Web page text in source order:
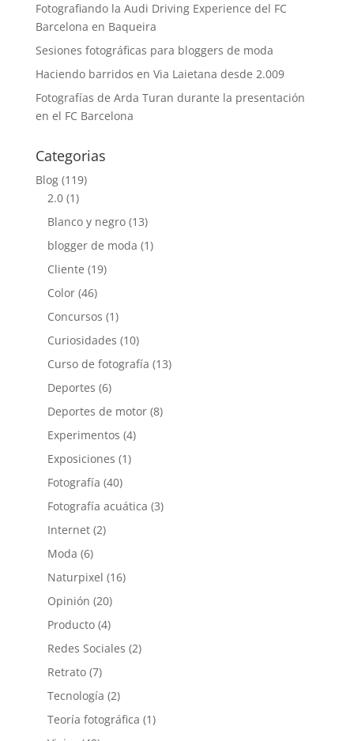
Fotografiando la Audi Driving Experience del FC
Barcelona en Baqueira
Sesiones fotográficas para bloggers de moda
Haciendo barridos en Via Laietana desde 2.009
Fotografías de Arda Turan durante la presentación
en el FC Barcelona
Categorias
Blog(119)
2.0(1)
Blanco y negro(13)
blogger de moda (1)
Cliente (19)
Color(46)
Concursos (1)
Curiosidades (10)
Curso de fotografía (13)
Deportes (6)
Deportes de motor(8)
Experimentos (4)
Exposiciones (1)
Fotografía (40)
Fotografía acuática (3)
Internet(2)
Moda (6)
Naturpixel (16)
Opinión (20)
Producto(4)
Redes Sociales (2)
Retrato(7)
Tecnología (2)
Teoría fotográfica (1)